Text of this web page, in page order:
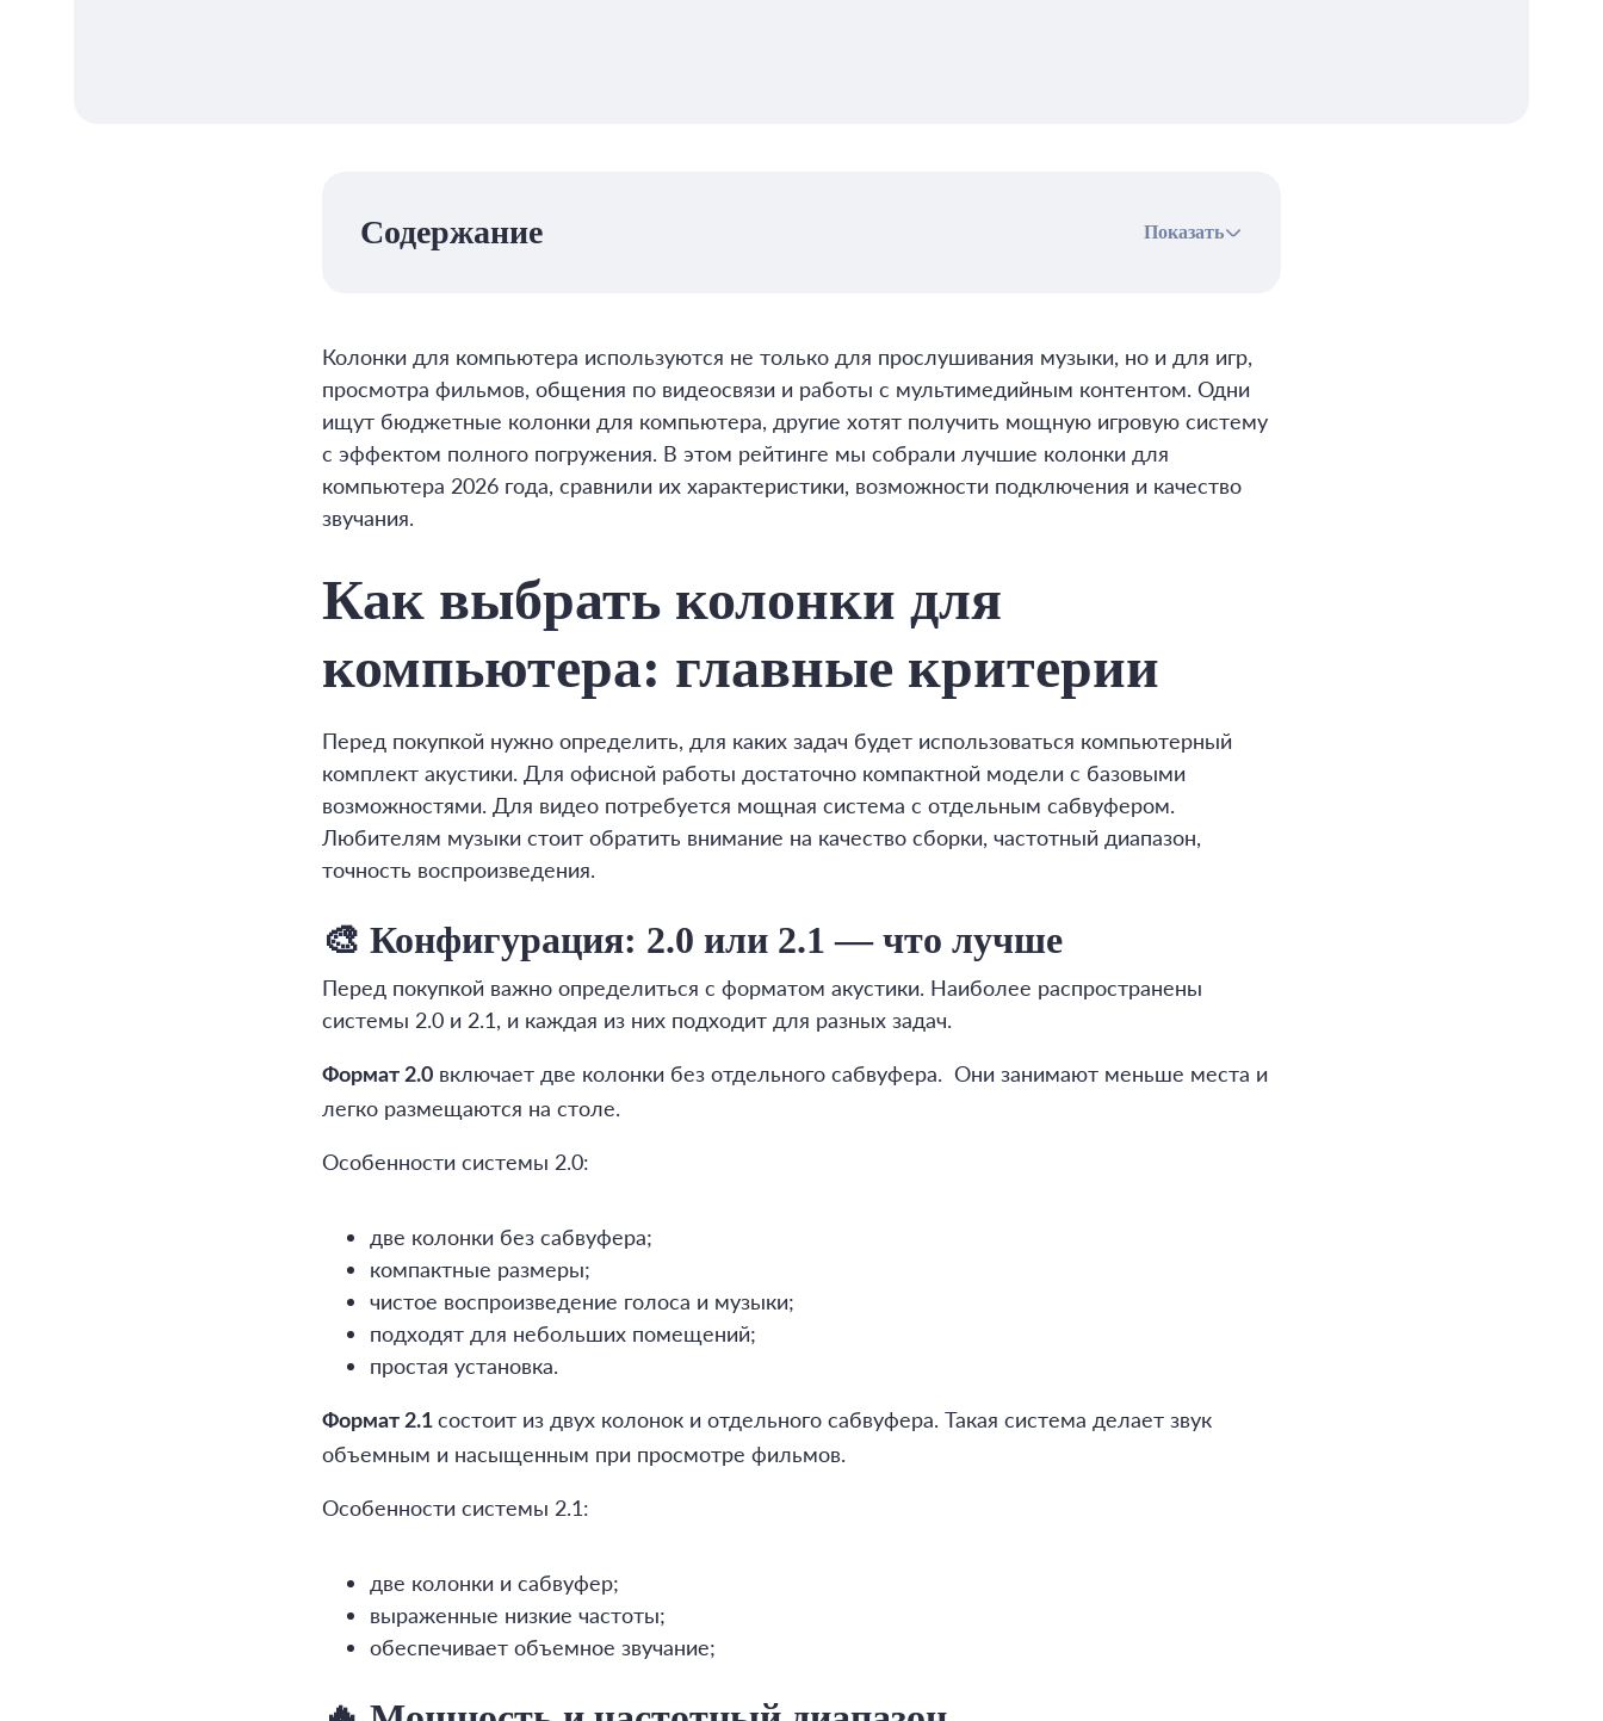
Содержание Показать
Колонки для компьютера используются не только для прослушивания музыки, но и для игр,
просмотра фильмов, общения по видеосвязи и работы с мультимедийным контентом. Одни
ищут бюджетные колонки для компьютера, другие хотят получить мощную игровую систему
с эффектом полного погружения. В этом рейтинге мы собрали лучшие колонки для
компьютера 2026 года, сравнили их характеристики, возможности подключения и качество
звучания.
Как выбрать колонки для
компьютера: главные критерии
Перед покупкой нужно определить, для каких задач будет использоваться компьютерный
комплект акустики. Для офисной работы достаточно компактной модели с базовыми
возможностями. Для видео потребуется мощная система с отдельным сабвуфером.
Любителям музыки стоит обратить внимание на качество сборки, частотный диапазон,
точность воспроизведения.
🎨 Конфигурация: 2.0 или 2.1 — что лучше
Перед покупкой важно определиться с форматом акустики. Наиболее распространены
системы 2.0 и 2.1, и каждая из них подходит для разных задач.
Формат 2.0 включает две колонки без отдельного сабвуфера. Они занимают меньше места и
легко размещаются на столе.
Особенности системы 2.0:
две колонки без сабвуфера;
компактные размеры;
чистое воспроизведение голоса и музыки;
подходят для небольших помещений;
простая установка.
Формат 2.1 состоит из двух колонок и отдельного сабвуфера. Такая система делает звук
объемным и насыщенным при просмотре фильмов.
Особенности системы 2.1:
две колонки и сабвуфер;
выраженные низкие частоты;
обеспечивает объемное звучание;